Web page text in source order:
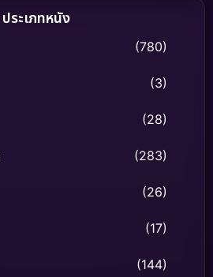
ประเภทหนัง
(780)
(3)
(28)
(283)
(26)
(17)
(144)